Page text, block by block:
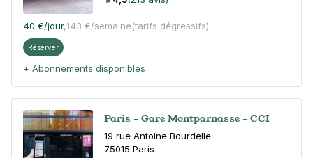
40 €/jour,143 €/semaine(tarifs dégressifs)
Réserver
+ Abonnements disponibles
Paris - Gare Montparnasse - CCI
19 rue Antoine Bourdelle
75015 Paris